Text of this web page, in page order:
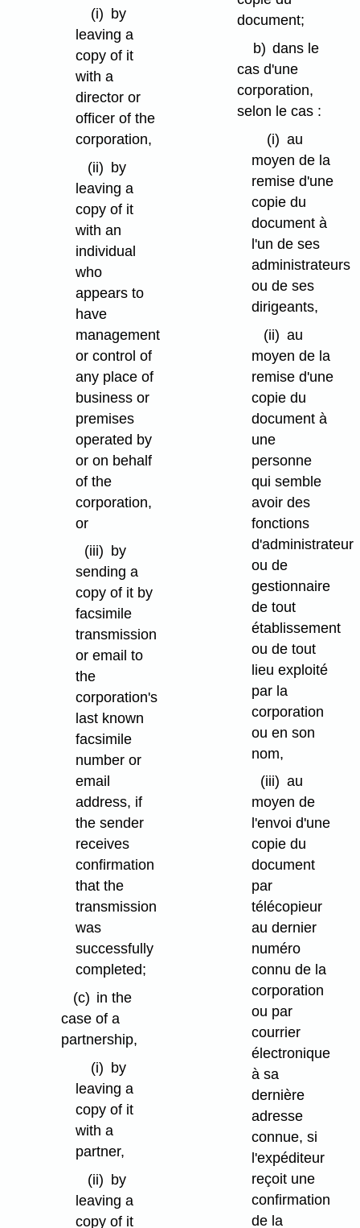
(i) by
leaving a
copy of it
with a
director or
officer of the
corporation,
(ii) by
leaving a
copy of it
with an
individual
who
appears to
have
management
or control of
any place of
business or
premises
operated by
or on behalf
of the
corporation,
or
(iii) by
sending a
copy of it by
facsimile
transmission
or email to
the
corporation's
last known
facsimile
number or
email
address, if
the sender
receives
confirmation
that the
transmission
was
successfully
completed;
(c) in the
case of a
partnership,
(i) by
leaving a
copy of it
with a
partner,
(ii) by
leaving a
copy of it
document;
b) dans le
cas d'une
corporation,
selon le cas :
(i) au
moyen de la
remise d'une
copie du
document à
l'un de ses
administrateurs
ou de ses
dirigeants,
(ii) au
moyen de la
remise d'une
copie du
document à
une
personne
qui semble
avoir des
fonctions
d'administrateur
ou de
gestionnaire
de tout
établissement
ou de tout
lieu exploité
par la
corporation
ou en son
nom,
(iii) au
moyen de
l'envoi d'une
copie du
document
par
télécopieur
au dernier
numéro
connu de la
corporation
ou par
courrier
électronique
à sa
dernière
adresse
connue, si
l'expéditeur
reçoit une
confirmation
de la